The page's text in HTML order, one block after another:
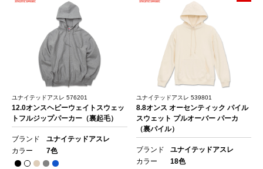
ユナイテッドアスレ 576201
12.0オンスヘビーウェイトスウェッ
トフルジップパーカー（裏起毛）
ブランド
ユナイテッドアスレ
カラー
7色
ユナイテッドアスレ 539801
8.8オンス オーセンティック パイル
スウェット プルオーバー パーカ
（裏パイル）
ブランド
ユナイテッドアスレ
カラー
18色